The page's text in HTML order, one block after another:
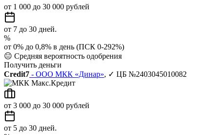
от 1 000 до 30 000 рублей
от 7 до 30 дней.
%
от 0% до 0,8% в день (ПСК 0-292%)
😐 Средняя вероятность одобрения
Получить деньги
Credit7 - ООО МКК «Динар», ✓ ЦБ №2403045010082
от 3 000 до 30 000 рублей
от 5 до 30 дней.